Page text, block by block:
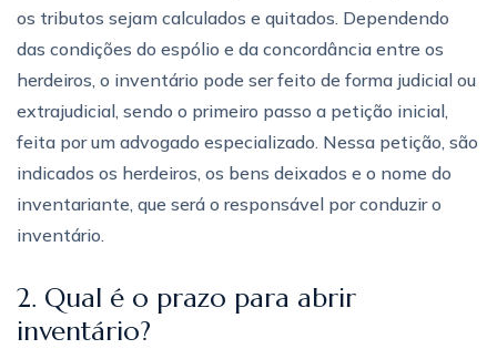
os tributos sejam calculados e quitados. Dependendo
das condições do espólio e da concordância entre os
herdeiros, o inventário pode ser feito de forma judicial ou
extrajudicial, sendo o primeiro passo a petição inicial,
feita por um advogado especializado. Nessa petição, são
indicados os herdeiros, os bens deixados e o nome do
inventariante, que será o responsável por conduzir o
inventário.
2. Qual é o prazo para abrir
inventário?